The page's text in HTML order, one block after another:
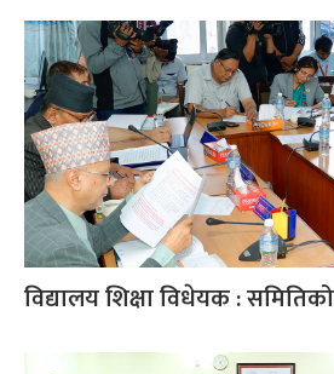
विद्यालय शिक्षा विधेयक :